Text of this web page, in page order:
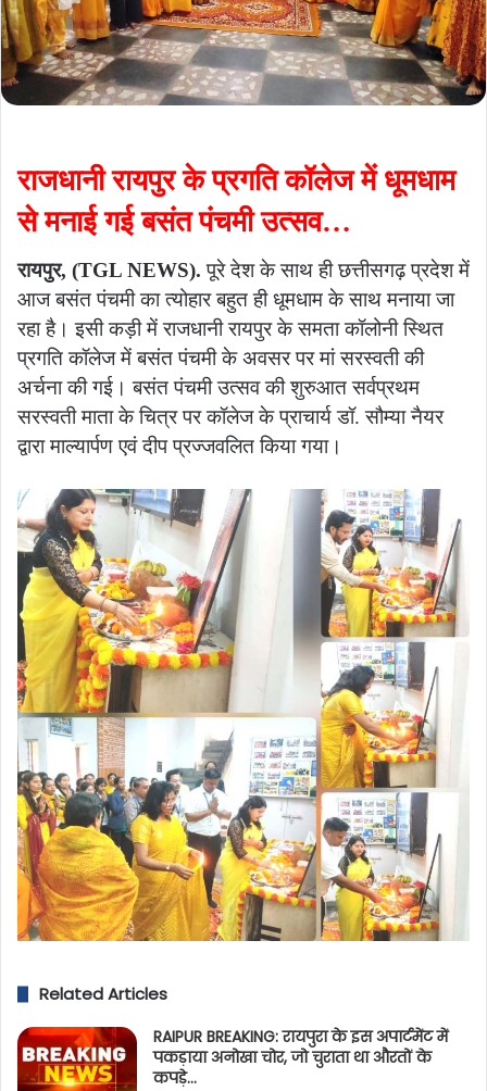
राजधानी रायपुर के प्रगति कॉलेज में धूमधाम
से मनाई गई बसंत पंचमी उत्सव…
रायपुर, (TGL NEWS). पूरे देश के साथ ही छत्तीसगढ़ प्रदेश में
आज बसंत पंचमी का त्योहार बहुत ही धूमधाम के साथ मनाया जा
रहा है। इसी कड़ी में राजधानी रायपुर के समता कॉलोनी स्थित
प्रगति कॉलेज में बसंत पंचमी के अवसर पर मां सरस्वती की
अर्चना की गई। बसंत पंचमी उत्सव की शुरुआत सर्वप्रथम
सरस्वती माता के चित्र पर कॉलेज के प्राचार्य डॉ. सौम्या नैयर
द्वारा माल्यार्पण एवं दीप प्रज्जवलित किया गया।
Related Articles
RAIPUR BREAKING: रायपुरा के इस अपार्टमेंट में
पकड़ाया अनोखा चोर, जो चुराता था औरतों के
कपड़े…